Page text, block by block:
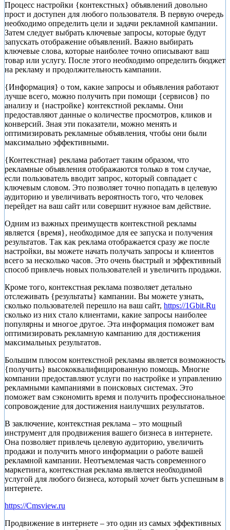
Процесс настройки {контекстных} объявлений довольно
прост и доступен для любого пользователя. В первую очередь
необходимо определить цели и задачи рекламной кампании.
Затем следует выбрать ключевые запросы, которые будут
запускать отображение объявлений. Важно выбирать
ключевые слова, которые наиболее точно описывают ваш
товар или услугу. После этого необходимо определить бюджет
на рекламу и продолжительность кампании.
{Информация} о том, какие запросы и объявления работают
лучше всего, можно получить при помощи {сервисов} по
анализу и {настройке} контекстной рекламы. Они
предоставляют данные о количестве просмотров, кликов и
конверсий. Зная эти показатели, можно менять и
оптимизировать рекламные объявления, чтобы они были
максимально эффективными.
{Контекстная} реклама работает таким образом, что
рекламные объявления отображаются только в том случае,
если пользователь вводит запрос, который совпадает с
ключевым словом. Это позволяет точно попадать в целевую
аудиторию и увеличивать вероятность того, что человек
перейдет на ваш сайт или совершит нужное вам действие.
Одним из важных преимуществ контекстной рекламы
является {время}, необходимое для ее запуска и получения
результатов. Так как реклама отображается сразу же после
настройки, вы можете начать получать запросы и клиентов
всего за несколько часов. Это очень быстрый и эффективный
способ привлечь новых пользователей и увеличить продажи.
Кроме того, контекстная реклама позволяет детально
отслеживать {результаты} кампании. Вы можете узнать,
сколько пользователей перешло на ваш сайт, https://1Gbit.Ru
сколько из них стало клиентами, какие запросы наиболее
популярны и многое другое. Эта информация поможет вам
оптимизировать рекламную кампанию для достижения
максимальных результатов.
Большим плюсом контекстной рекламы является возможность
{получить} высококвалифицированную помощь. Многие
компании предоставляют услуги по настройке и управлению
рекламными кампаниями в поисковых системах. Это
поможет вам сэкономить время и получить профессиональное
сопровождение для достижения наилучших результатов.
В заключение, контекстная реклама – это мощный
инструмент для продвижения вашего бизнеса в интернете.
Она позволяет привлечь целевую аудиторию, увеличить
продажи и получить много информации о работе вашей
рекламной кампании. Неотъемлемая часть современного
маркетинга, контекстная реклама является необходимой
услугой для любого бизнеса, который хочет быть успешным в
интернете.
https://Cmsview.ru
Продвижение в интернете – это один из самых эффективных